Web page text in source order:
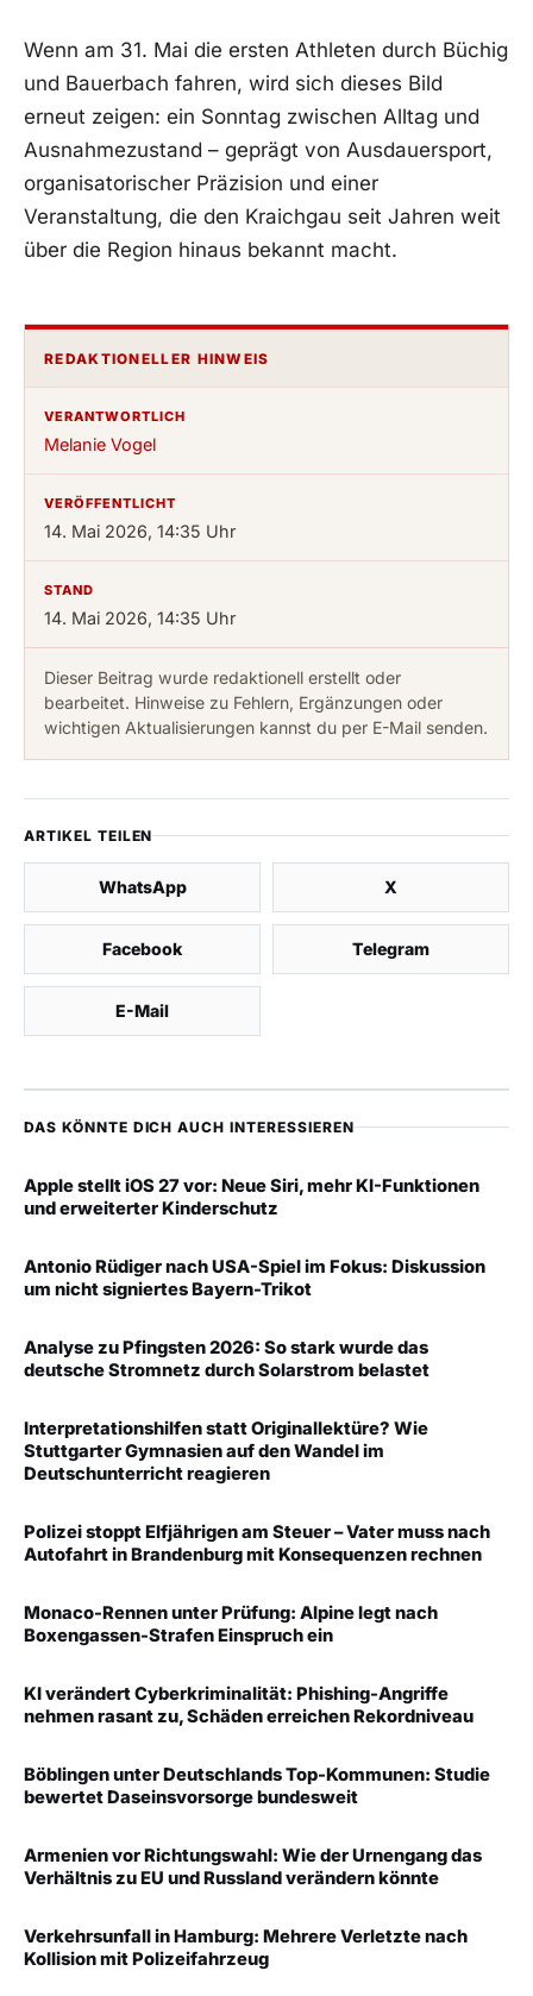
Wenn am 31. Mai die ersten Athleten durch Büchig
und Bauerbach fahren, wird sich dieses Bild
erneut zeigen: ein Sonntag zwischen Alltag und
Ausnahmezustand – geprägt von Ausdauersport,
organisatorischer Präzision und einer
Veranstaltung, die den Kraichgau seit Jahren weit
über die Region hinaus bekannt macht.
REDAKTIONELLER HINWEIS
VERANTWORTLICH
Melanie Vogel
VERÖFFENTLICHT
14. Mai 2026, 14:35 Uhr
STAND
14. Mai 2026, 14:35 Uhr
Dieser Beitrag wurde redaktionell erstellt oder
bearbeitet. Hinweise zu Fehlern, Ergänzungen oder
wichtigen Aktualisierungen kannst du per E-Mail senden.
ARTIKEL TEILEN
WhatsApp X
Facebook Telegram
E-Mail
DAS KÖNNTE DICH AUCH INTERESSIEREN
Apple stellt iOS 27 vor: Neue Siri, mehr KI-Funktionen
und erweiterter Kinderschutz
Antonio Rüdiger nach USA-Spiel im Fokus: Diskussion
um nicht signiertes Bayern-Trikot
Analyse zu Pfingsten 2026: So stark wurde das
deutsche Stromnetz durch Solarstrom belastet
Interpretationshilfen statt Originallektüre? Wie
Stuttgarter Gymnasien auf den Wandel im
Deutschunterricht reagieren
Polizei stoppt Elfjährigen am Steuer – Vater muss nach
Autofahrt in Brandenburg mit Konsequenzen rechnen
Monaco-Rennen unter Prüfung: Alpine legt nach
Boxengassen-Strafen Einspruch ein
KI verändert Cyberkriminalität: Phishing-Angriffe
nehmen rasant zu, Schäden erreichen Rekordniveau
Böblingen unter Deutschlands Top-Kommunen: Studie
bewertet Daseinsvorsorge bundesweit
Armenien vor Richtungswahl: Wie der Urnengang das
Verhältnis zu EU und Russland verändern könnte
Verkehrsunfall in Hamburg: Mehrere Verletzte nach
Kollision mit Polizeifahrzeug